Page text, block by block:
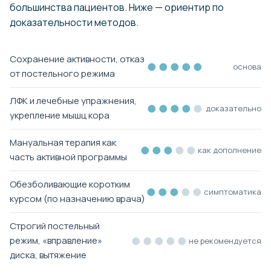
большинства пациентов. Ниже — ориентир по
доказательности методов.
Сохранение активности, отказ
от постельного режима
●●●●● основа
ЛФК и лечебные упражнения,
укрепление мышц кора
●●●● ● доказательно
Мануальная терапия как
часть активной программы
●●● ●● как дополнение
Обезболивающие коротким
курсом (по назначению врача) ●●● ●● симптоматика
Строгий постельный
режим, «вправление»
диска, вытяжение
●●●●● не рекомендуется